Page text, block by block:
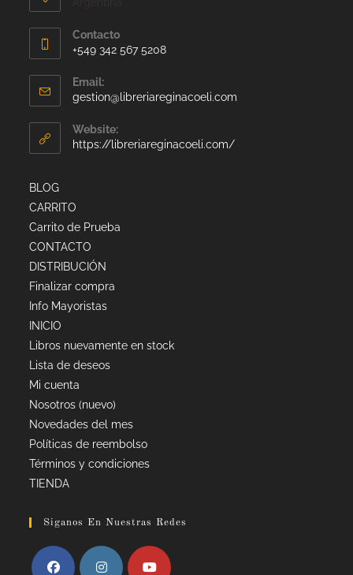
Contacto
+549 342 567 5208
Email:
gestion@libreriareginacoeli.com
Website:
https://libreriareginacoeli.com/
BLOG
CARRITO
Carrito de Prueba
CONTACTO
DISTRIBUCIÓN
Finalizar compra
Info Mayoristas
INICIO
Libros nuevamente en stock
Lista de deseos
Mi cuenta
Nosotros (nuevo)
Novedades del mes
Políticas de reembolso
Términos y condiciones
TIENDA
Siganos En Nuestras Redes